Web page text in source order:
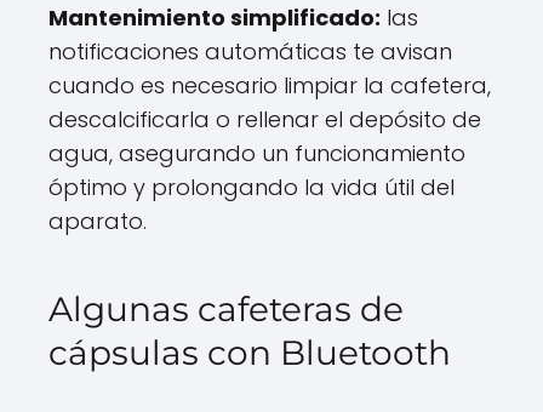
Mantenimiento simplificado: las
notificaciones automáticas te avisan
cuando es necesario limpiar la cafetera,
descalcificarla o rellenar el depósito de
agua, asegurando un funcionamiento
óptimo y prolongando la vida útil del
aparato.
Algunas cafeteras de
cápsulas con Bluetooth